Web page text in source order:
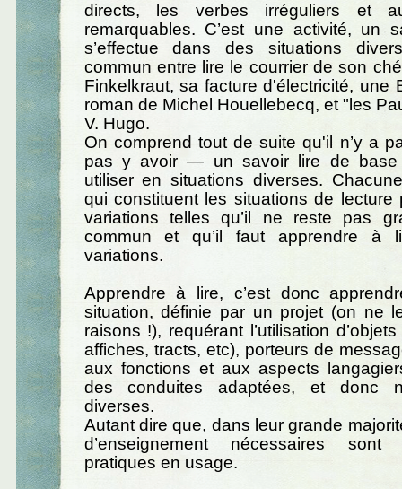
directs, les verbes irréguliers et
remarquables. C’est une activité, un
s’effectue dans des situations
commun entre lire le courrier de son
Finkelkraut, sa facture d'électricité, une
roman de Michel Houellebecq, et "les
V. Hugo.
On comprend tout de suite qu'il n’y a
pas y avoir — un savoir lire de base
utiliser en situations diverses.
qui constituent les situations de lecture
variations telles qu’il ne reste pas
commun et qu’il faut apprendre à
variations.
Apprendre à lire, c’est donc
situation, définie par un projet (on ne
raisons !), requérant l’utilisation
affiches, tracts, etc), porteurs de
aux fonctions et aux aspects
des conduites adaptées, et donc
diverses.
Autant dire que, dans leur grande
d’enseignement nécessaires
pratiques en usage.